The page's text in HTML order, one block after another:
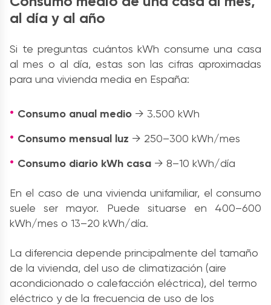
al día y al año
Si te preguntas cuántos kWh consume una casa
al mes o al día, estas son las cifras aproximadas
para una vivienda media en España:
Consumo anual medio → 3.500 kWh
Consumo mensual luz → 250–300 kWh/mes
Consumo diario kWh casa → 8–10 kWh/día
En el caso de una vivienda unifamiliar, el consumo
suele ser mayor. Puede situarse en 400–600
kWh/mes o 13–20 kWh/día.
La diferencia depende principalmente del tamaño
de la vivienda, del uso de climatización (aire
acondicionado o calefacción eléctrica), del termo
eléctrico y de la frecuencia de uso de los